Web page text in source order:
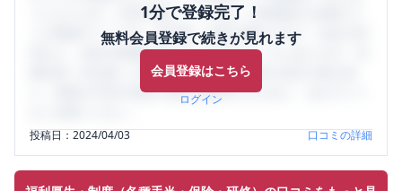
1分で登録完了！
無料会員登録で続きが見れます
会員登録はこちら
ログイン
うになります。SHEHUB(シーハブ)は、女性限定の企業口コ
ミの投稿サイトです。給与面・女性の働きやすさ・会社の評
判など、女性の転職は気にすべき点がたくさんあります。先
輩社員（元社員）の口コミを通して、本当の会社の姿を知
り、将来の不安や現在の悩みを解消するために、ぜひサイト
投稿日：2024/04/03 口コミの詳細